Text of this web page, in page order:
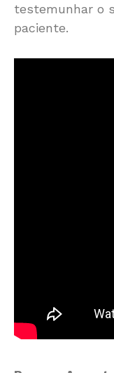
testemunhar o
paciente.